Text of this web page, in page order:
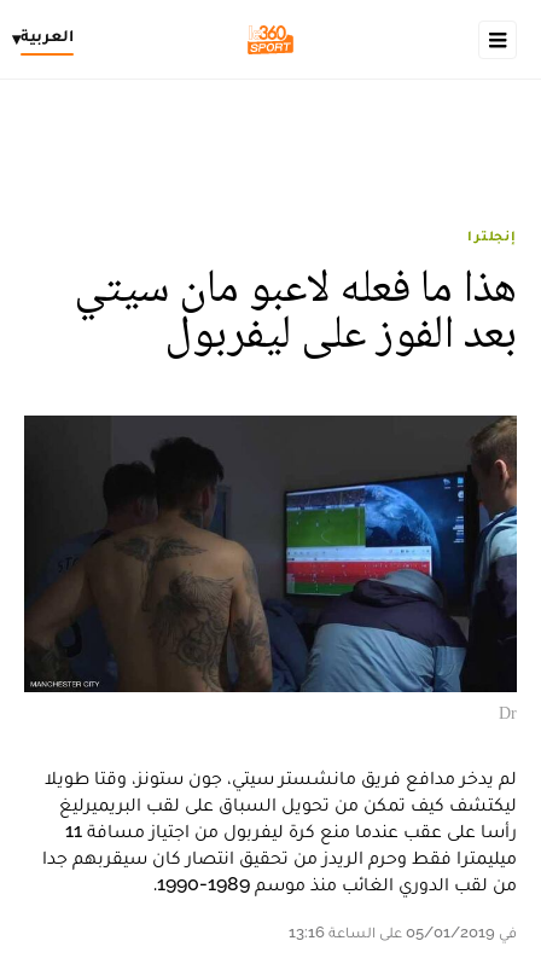
العربية▾
إنجلترا
هذا ما فعله لاعبو مان سيتي
بعد الفوز على ليفربول
Dr
لم يدخر مدافع فريق مانشستر سيتي، جون ستونز، وقتا طويلا
ليكتشف كيف تمكن من تحويل السباق على لقب البريميرليغ
رأسا على عقب عندما منع كرة ليفربول من اجتياز مسافة 11
ميليمترا فقط وحرم الريدز من تحقيق انتصار كان سيقربهم جدا
من لقب الدوري الغائب منذ موسم 1989-1990.
في 05/01/2019 على الساعة 13:16